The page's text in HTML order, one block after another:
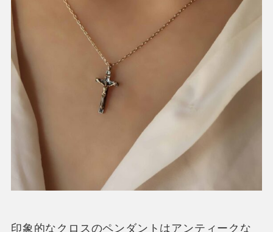
印象的なクロスのペンダントはアンティークな